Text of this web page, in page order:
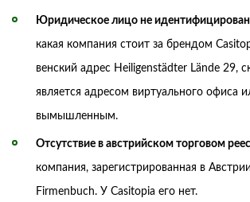
Юридическое лицо не
какая компания стоит за брендом
венский адрес Heiligenstädter Lände 29,
является адресом виртуального офиса
вымышленным.
Отсутствие в австрийском торговом
компания, зарегистрированная в
Firmenbuch. У Casitopia его нет.